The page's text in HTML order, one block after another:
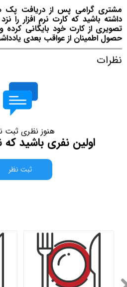
مشتری گرامی پس از دریافت پک
داشته باشید که کارت نرم افزار را
تصویری از کارت خود بایگانی
حصول اطمینان از عواقب بعدی
نظرات
هنوز نظری ثبت
اولین نفری باشید
ثبت نظر